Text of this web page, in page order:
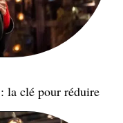
la clé pour réduire